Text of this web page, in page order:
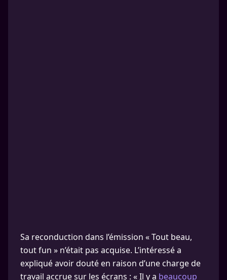
Sa reconduction dans l’émission « Tout beau,
tout fun » n’était pas acquise. L’intéressé a
expliqué avoir douté en raison d’une charge de
travail accrue sur les écrans : « Il y a beaucoup